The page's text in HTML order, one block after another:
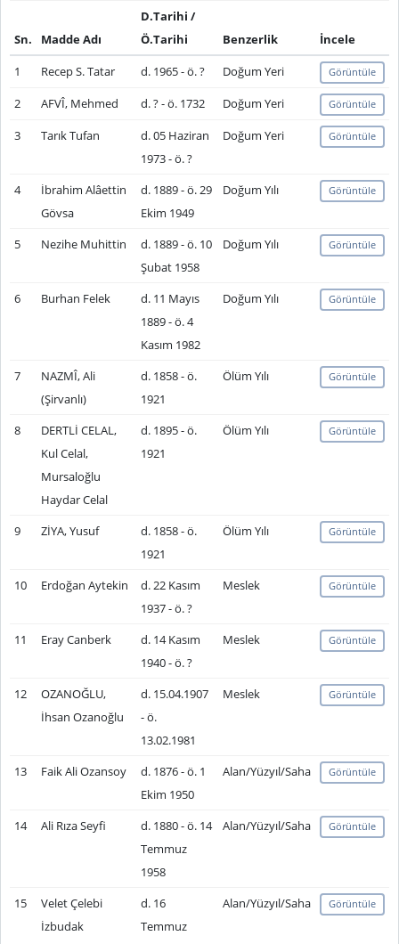
Sn. Madde Adı
D.Tarihi /
Ö.Tarihi
Benzerlik
İncele
1
Recep S. Tatar d. 1965 - ö. ? Doğum Yeri Görüntüle
2 AFVÎ, Mehmed d. ? - ö. 1732 Doğum Yeri Görüntüle
3 Tarık Tufan
d. 05 Haziran
1973 - ö. ?
Doğum Yeri Görüntüle
4
İbrahim Alâettin
Gövsa
d. 1889 - ö. 29
Ekim 1949
Doğum Yılı Görüntüle
5 Nezihe Muhittin
d. 1889 - ö. 10
Şubat 1958
Doğum Yılı Görüntüle
6 Burhan Felek
d. 11 Mayıs
1889 - ö. 4
Kasım 1982
Doğum Yılı Görüntüle
7
NAZMÎ, Ali
(Şirvanlı)
d. 1858 - ö.
1921
Ölüm Yılı Görüntüle
8
DERTLİ CELAL,
Kul Celal,
Mursaloğlu
Haydar Celal
d. 1895 - ö.
1921
Ölüm Yılı Görüntüle
9 ZİYA, Yusuf
d. 1858 - ö.
1921
Ölüm Yılı Görüntüle
10 Erdoğan Aytekin
d. 22 Kasım
1937 - ö. ?
Meslek Görüntüle
11 Eray Canberk
d. 14 Kasım
1940 - ö. ?
Meslek Görüntüle
12
OZANOĞLU,
İhsan Ozanoğlu
d. 15.04.1907
- ö.
13.02.1981
Meslek Görüntüle
13 Faik Ali Ozansoy
d. 1876 - ö. 1
Ekim 1950
Alan/Yüzyıl/Saha Görüntüle
14 Ali Rıza Seyfi
d. 1880 - ö. 14
Temmuz
1958
Alan/Yüzyıl/Saha Görüntüle
15
Velet Çelebi
İzbudak
d. 16
Temmuz
Alan/Yüzyıl/Saha Görüntüle